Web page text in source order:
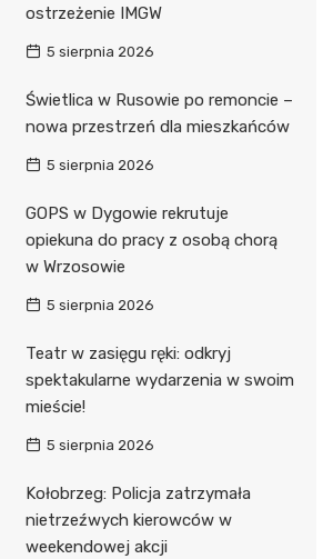
ostrzeżenie IMGW
5 sierpnia 2026
Świetlica w Rusowie po remoncie –
nowa przestrzeń dla mieszkańców
5 sierpnia 2026
GOPS w Dygowie rekrutuje
opiekuna do pracy z osobą chorą
w Wrzosowie
5 sierpnia 2026
Teatr w zasięgu ręki: odkryj
spektakularne wydarzenia w swoim
mieście!
5 sierpnia 2026
Kołobrzeg: Policja zatrzymała
nietrzeźwych kierowców w
weekendowej akcji